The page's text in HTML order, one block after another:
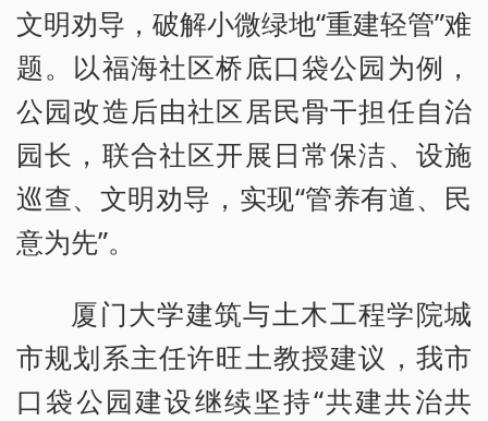
文明劝导，破解小微绿地“重建轻管”难
题。以福海社区桥底口袋公园为例，
公园改造后由社区居民骨干担任自治
园长，联合社区开展日常保洁、设施
巡查、文明劝导，实现“管养有道、民
意为先”。
厦门大学建筑与土木工程学院城
市规划系主任许旺土教授建议，我市
口袋公园建设继续坚持“共建共治共